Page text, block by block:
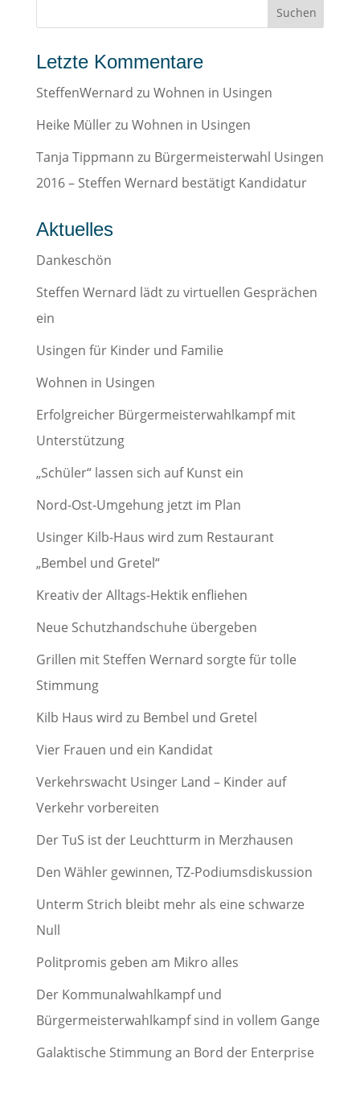
Letzte Kommentare
SteffenWernard zu Wohnen in Usingen
Heike Müllerzu Wohnen in Usingen
Tanja Tippmann zu Bürgermeisterwahl Usingen
2016 – Steffen Wernard bestätigt Kandidatur
Aktuelles
Dankeschön
Steffen Wernard lädt zu virtuellen Gesprächen
ein
Usingen für Kinder und Familie
Wohnen in Usingen
Erfolgreicher Bürgermeisterwahlkampf mit
Unterstützung
„Schüler“ lassen sich auf Kunst ein
Nord-Ost-Umgehung jetzt im Plan
Usinger Kilb-Haus wird zum Restaurant
„Bembel und Gretel“
Kreativ der Alltags-Hektik enfliehen
Neue Schutzhandschuhe übergeben
Grillen mit Steffen Wernard sorgte für tolle
Stimmung
Kilb Haus wird zu Bembel und Gretel
Vier Frauen und ein Kandidat
Verkehrswacht Usinger Land – Kinder auf
Verkehr vorbereiten
Der TuS ist der Leuchtturm in Merzhausen
Den Wähler gewinnen, TZ-Podiumsdiskussion
Unterm Strich bleibt mehr als eine schwarze
Null
Politpromis geben am Mikro alles
Der Kommunalwahlkampf und
Bürgermeisterwahlkampf sind in vollem Gange
Galaktische Stimmung an Bord der Enterprise